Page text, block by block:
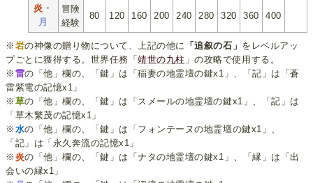
炎 ・
月
冒険
経験
80 120 160 200 240 280 320 360 400
※ 岩の神像の贈り物について、上記の他に 「追叙の石」 をレベルアッ
プごとに獲得する。世界任務「靖世の九柱 」の攻略で使用する。
※ 雷の「他」欄の、「鍵」は「稲妻の地霊壇の鍵x1」、「記」は「蒼
雷紫電の記憶x1」
※ 草の「他」欄の、「鍵」は「スメールの地霊壇の鍵x1」、「記」は
「草木繁茂の記憶x1」
※ 水の「他」欄の、「鍵」は「フォンテーヌの地霊壇の鍵x1」、
「記」は「永久奔流の記憶x1」
※ 炎の「他」欄の、「鍵」は「ナタの地霊壇の鍵x1」、「縁」は「出
会いの縁x1」